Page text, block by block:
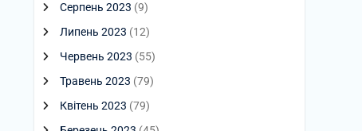
Серпень 2023 (9)
Липень 2023 (12)
Червень 2023 (55)
Травень 2023 (79)
Квітень 2023 (79)